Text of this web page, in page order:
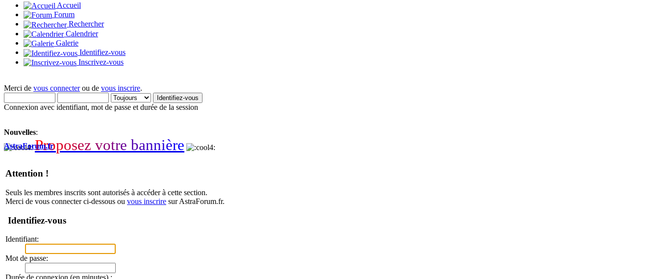
Accueil
Forum
Rechercher
Calendrier
Galerie
Identifiez-vous
Inscrivez-vous
Merci de vous connecterou de vous inscrire.
Connexion avec identifiant, mot de passe et durée de la session
Nouvelles:
Proposez votre bannière
AstraForum.fr
Attention !
Seuls les membres inscrits sont autorisés à accéder à cette section.
Merci de vous connecter ci-dessous ou vous inscrire sur AstraForum.fr.
Identifiez-vous
Identifiant:
Mot de passe: